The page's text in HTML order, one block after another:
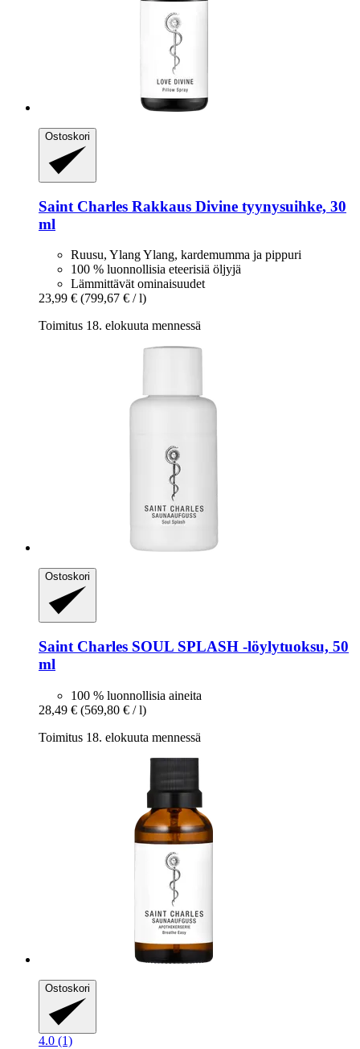
Ostoskori
Saint Charles Rakkaus Divine tyynysuihke, 30
ml
Ruusu, Ylang Ylang, kardemumma ja pippuri
100 % luonnollisia eteerisiä öljyjä
Lämmittävät ominaisuudet
23,99 € (799,67 € / l)
Toimitus 18. elokuuta mennessä
Ostoskori
Saint Charles SOUL SPLASH -​löylytuoksu, 50
ml
100 % luonnollisia aineita
28,49 € (569,80 € / l)
Toimitus 18. elokuuta mennessä
Ostoskori
4.0 (1)